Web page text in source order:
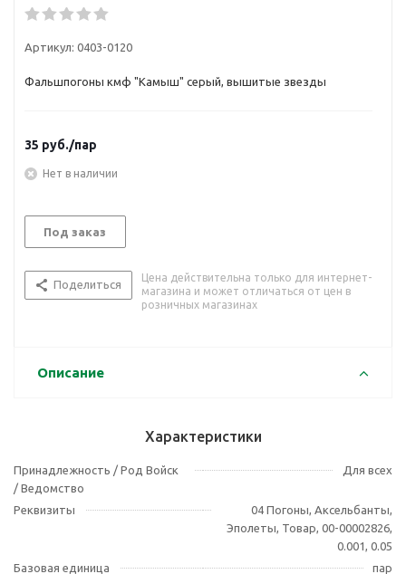
Артикул: 0403-0120
Фальшпогоны кмф "Камыш" серый, вышитые звезды
35 руб./пар
Нет в наличии
Под заказ
Поделиться
Цена действительна только для интернет-
магазина и может отличаться от цен в
розничных магазинах
Описание
Характеристики
Принадлежность / Род Войск
/ Ведомство
Для всех
Реквизиты
04 Погоны, Аксельбанты,
Эполеты, Товар, 00-00002826,
0.001, 0.05
Базовая единица
пар